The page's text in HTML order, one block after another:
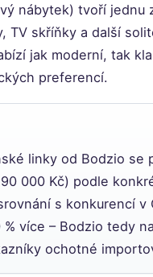
nábytek) tvoří jednu
TV skříňky a další
jak moderní, tak
preferencí.
linky od Bodzio se
000 Kč) podle
s konkurencí v
více – Bodzio tedy
ochotné